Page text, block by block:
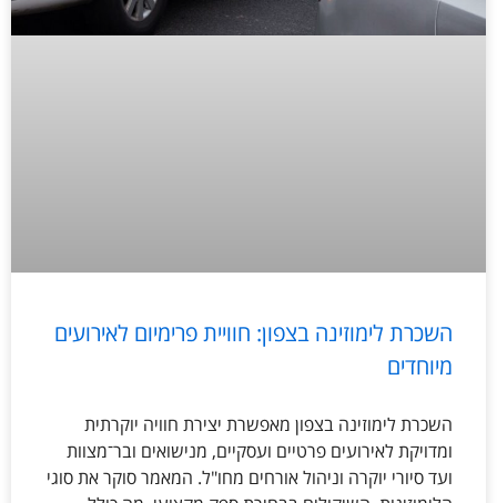
השכרת לימוזינה בצפון: חוויית פרימיום לאירועים
מיוחדים
השכרת לימוזינה בצפון מאפשרת יצירת חוויה יוקרתית
ומדויקת לאירועים פרטיים ועסקיים, מנישואים ובר־מצוות
ועד סיורי יוקרה וניהול אורחים מחו"ל. המאמר סוקר את סוגי